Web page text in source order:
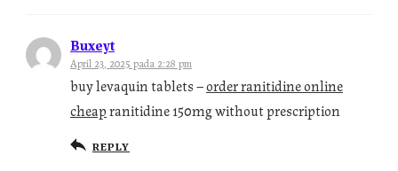
Buxeyt
April 23, 2025 pada 2:28 pm
buy levaquin tablets –order ranitidine online
cheapranitidine 150mg without prescription
REPLY